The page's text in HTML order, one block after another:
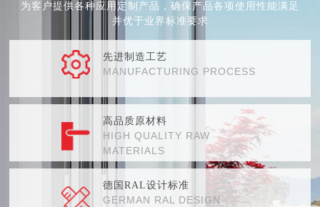
为客户提供各种应用定制产品，确保产品各项使用性能满足
并优于业界标准要求
先进制造工艺
MANUFACTURING PROCESS
高品质原材料
HIGH QUALITY RAW
MATERIALS
德国RAL设计标准
GERMAN RAL DESIGN